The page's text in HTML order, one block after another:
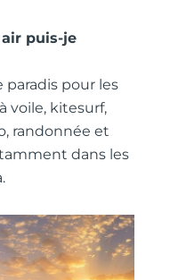
puis-je
paradis pour les
voile, kitesurf,
randonnée et
dans les